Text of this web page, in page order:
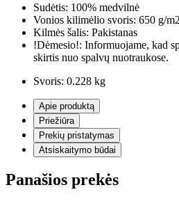
Sudėtis: 100% medvilnė
Vonios kilimėlio svoris: 650 g/m2
Kilmės šalis: Pakistanas
!Dėmesio!: Informuojame, kad
skirtis nuo spalvų nuotraukose.
Svoris: 0.228 kg
Apie produktą
Priežiūra
Prekių pristatymas
Atsiskaitymo būdai
Panašios prekės